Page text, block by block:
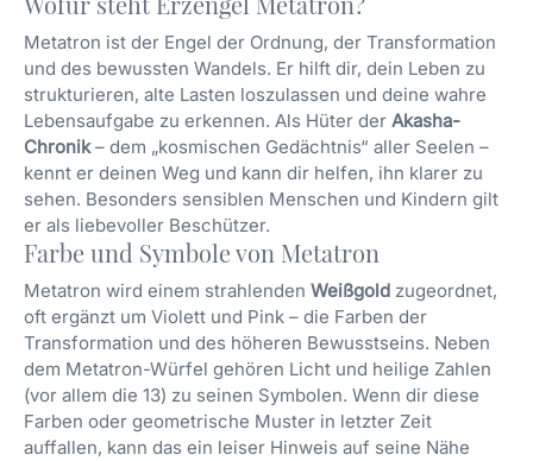
Metatron ist der Engel der Ordnung, der Transformation
und des bewussten Wandels. Er hilft dir, dein Leben zu
strukturieren, alte Lasten loszulassen und deine wahre
Lebensaufgabe zu erkennen. Als Hüter der Akasha-
Chronik– dem „kosmischen Gedächtnis“ aller Seelen –
kennt er deinen Weg und kann dir helfen, ihn klarer zu
sehen. Besonders sensiblen Menschen und Kindern gilt
er als liebevoller Beschützer.
Farbe und Symbole von Metatron
Metatron wird einem strahlenden Weißgold zugeordnet,
oft ergänzt um Violett und Pink – die Farben der
Transformation und des höheren Bewusstseins. Neben
dem Metatron-Würfel gehören Licht und heilige Zahlen
(vor allem die 13) zu seinen Symbolen. Wenn dir diese
Farben oder geometrische Muster in letzter Zeit
auffallen, kann das ein leiser Hinweis auf seine Nähe